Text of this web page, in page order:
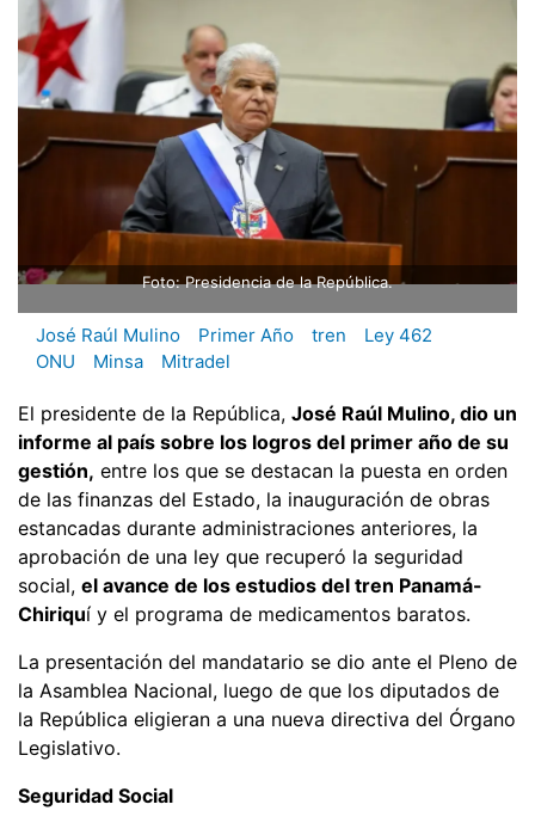
Foto: Presidencia de la República.
José Raúl Mulino Primer Año tren
Ley 462
ONU
Minsa Mitradel
El presidente de la República, José Raúl Mulino, dio un
informe al país sobre los logros del primer año de su
gestión, entre los que se destacan la puesta en orden
de las finanzas del Estado, la inauguración de obras
estancadas durante administraciones anteriores, la
aprobación de una ley que recuperó la seguridad
social, el avance de los estudios del tren Panamá-
Chiriquí y el programa de medicamentos baratos.
La presentación del mandatario se dio ante el Pleno de
la Asamblea Nacional, luego de que los diputados de
la República eligieran a una nueva directiva del Órgano
Legislativo.
Seguridad Social